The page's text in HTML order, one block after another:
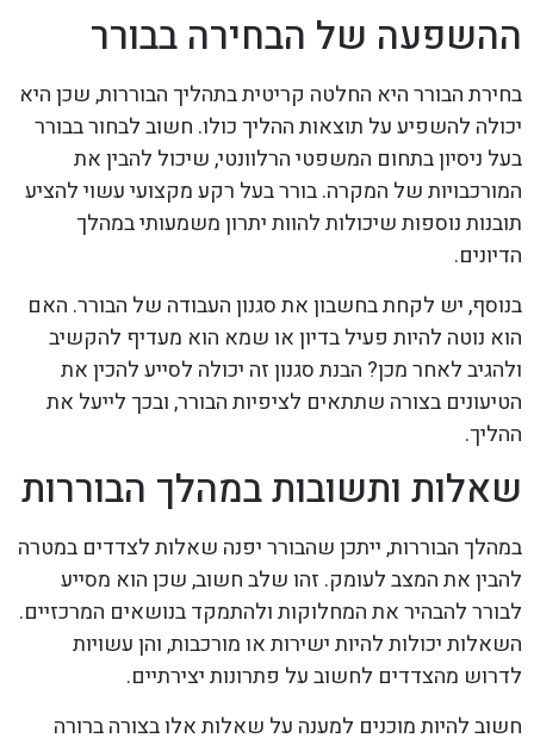
ההשפעה של הבחירה בבורר
בחירת הבורר היא החלטה קריטית בתהליך הבוררות, שכן היא
יכולה להשפיע על תוצאות ההליך כולו. חשוב לבחור בבורר
בעל ניסיון בתחום המשפטי הרלוונטי, שיכול להבין את
המורכבויות של המקרה. בורר בעל רקע מקצועי עשוי להציע
תובנות נוספות שיכולות להוות יתרון משמעותי במהלך
הדיונים.
בנוסף, יש לקחת בחשבון את סגנון העבודה של הבורר. האם
הוא נוטה להיות פעיל בדיון או שמא הוא מעדיף להקשיב
ולהגיב לאחר מכן? הבנת סגנון זה יכולה לסייע להכין את
הטיעונים בצורה שתתאים לציפיות הבורר, ובכך לייעל את
ההליך.
שאלות ותשובות במהלך הבוררות
במהלך הבוררות, ייתכן שהבורר יפנה שאלות לצדדים במטרה
להבין את המצב לעומק. זהו שלב חשוב, שכן הוא מסייע
לבורר להבהיר את המחלוקות ולהתמקד בנושאים המרכזיים.
השאלות יכולות להיות ישירות או מורכבות, והן עשויות
לדרוש מהצדדים לחשוב על פתרונות יצירתיים.
חשוב להיות מוכנים למענה על שאלות אלו בצורה ברורה